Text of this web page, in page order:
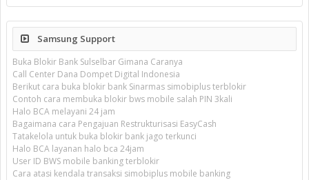
Samsung Support
Buka Blokir Bank Sulselbar Gimana Caranya
Call Center Dana Dompet Digital Indonesia
Berikut cara buka blokir bank Sinarmas simobiplus terblokir
Contoh cara membuka blokir bws mobile salah PIN 3kali
Halo BCA melayani 24 jam
Bagaimana cara Pengajuan Restrukturisasi EasyCash
Tatakelola untuk buka blokir bank jago terkunci
Halo BCA layanan halo bca 24jam
User ID BWS mobile banking terblokir
Cara atasi kendala transaksi simobiplus mobile banking